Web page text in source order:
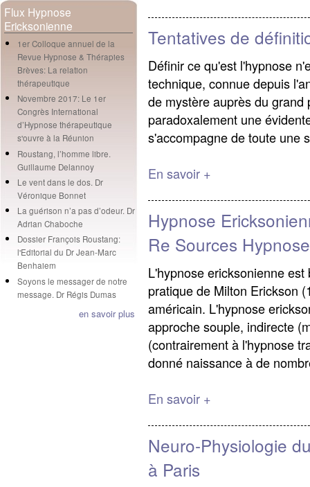
Flux Hypnose
Ericksonienne
1er Colloque annuel de la
Revue Hypnose & Thérapies
Brèves: La relation
thérapeutique
Novembre 2017: Le 1er
Congrès International
d’Hypnose thérapeutique
s'ouvre à la Réunion
Roustang, l’homme libre.
Guillaume Delannoy
Le vent dans le dos. Dr
Véronique Bonnet
La guérison n’a pas d’odeur. Dr
Adrian Chaboche
Dossier François Roustang:
l'Editorial du Dr Jean-Marc
Benhaiem
Soyons le messager de notre
message. Dr Régis Dumas
en savoir plus
Tentatives de
Définir ce qu'est l'hypnose
technique, connue depuis
de mystère auprès du
paradoxalement une
s'accompagne de toute une
En savoir +
Hypnose
Re Sources
L'hypnose ericksonienne
pratique de Milton Erickson
américain. L'hypnose
approche souple, indirecte
(contrairement à l'hypnose
donné naissance à de
En savoir +
Neuro-Physiologie
à Paris